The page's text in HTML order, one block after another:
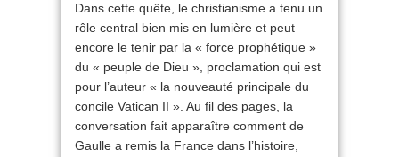
Dans cette quête, le christianisme a tenu un
rôle central bien mis en lumière et peut
encore le tenir par la « force prophétique »
du « peuple de Dieu », proclamation qui est
pour l’auteur « la nouveauté principale du
concile Vatican II ». Au fil des pages, la
conversation fait apparaître comment de
Gaulle a remis la France dans l’histoire,